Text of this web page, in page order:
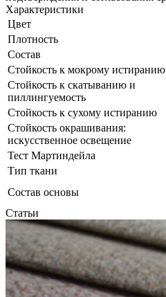
Характеристики
Цвет
Плотность
Состав
Стойкость к мокрому истиранию
Стойкость к скатыванию и
пиллингуемость
Стойкость к сухому истиранию
Стойкость окрашивания:
искусственное освещение
Тест Мартиндейла
Тип ткани
Состав основы
Статьи